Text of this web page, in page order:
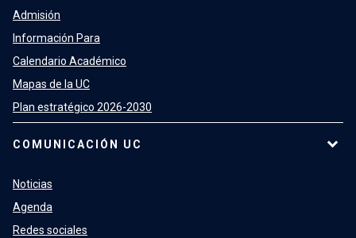
Admisión
Información Para
Calendario Académico
Mapas de la UC
Plan estratégico 2026-2030
COMUNICACIÓN UC
Noticias
Agenda
Redes sociales